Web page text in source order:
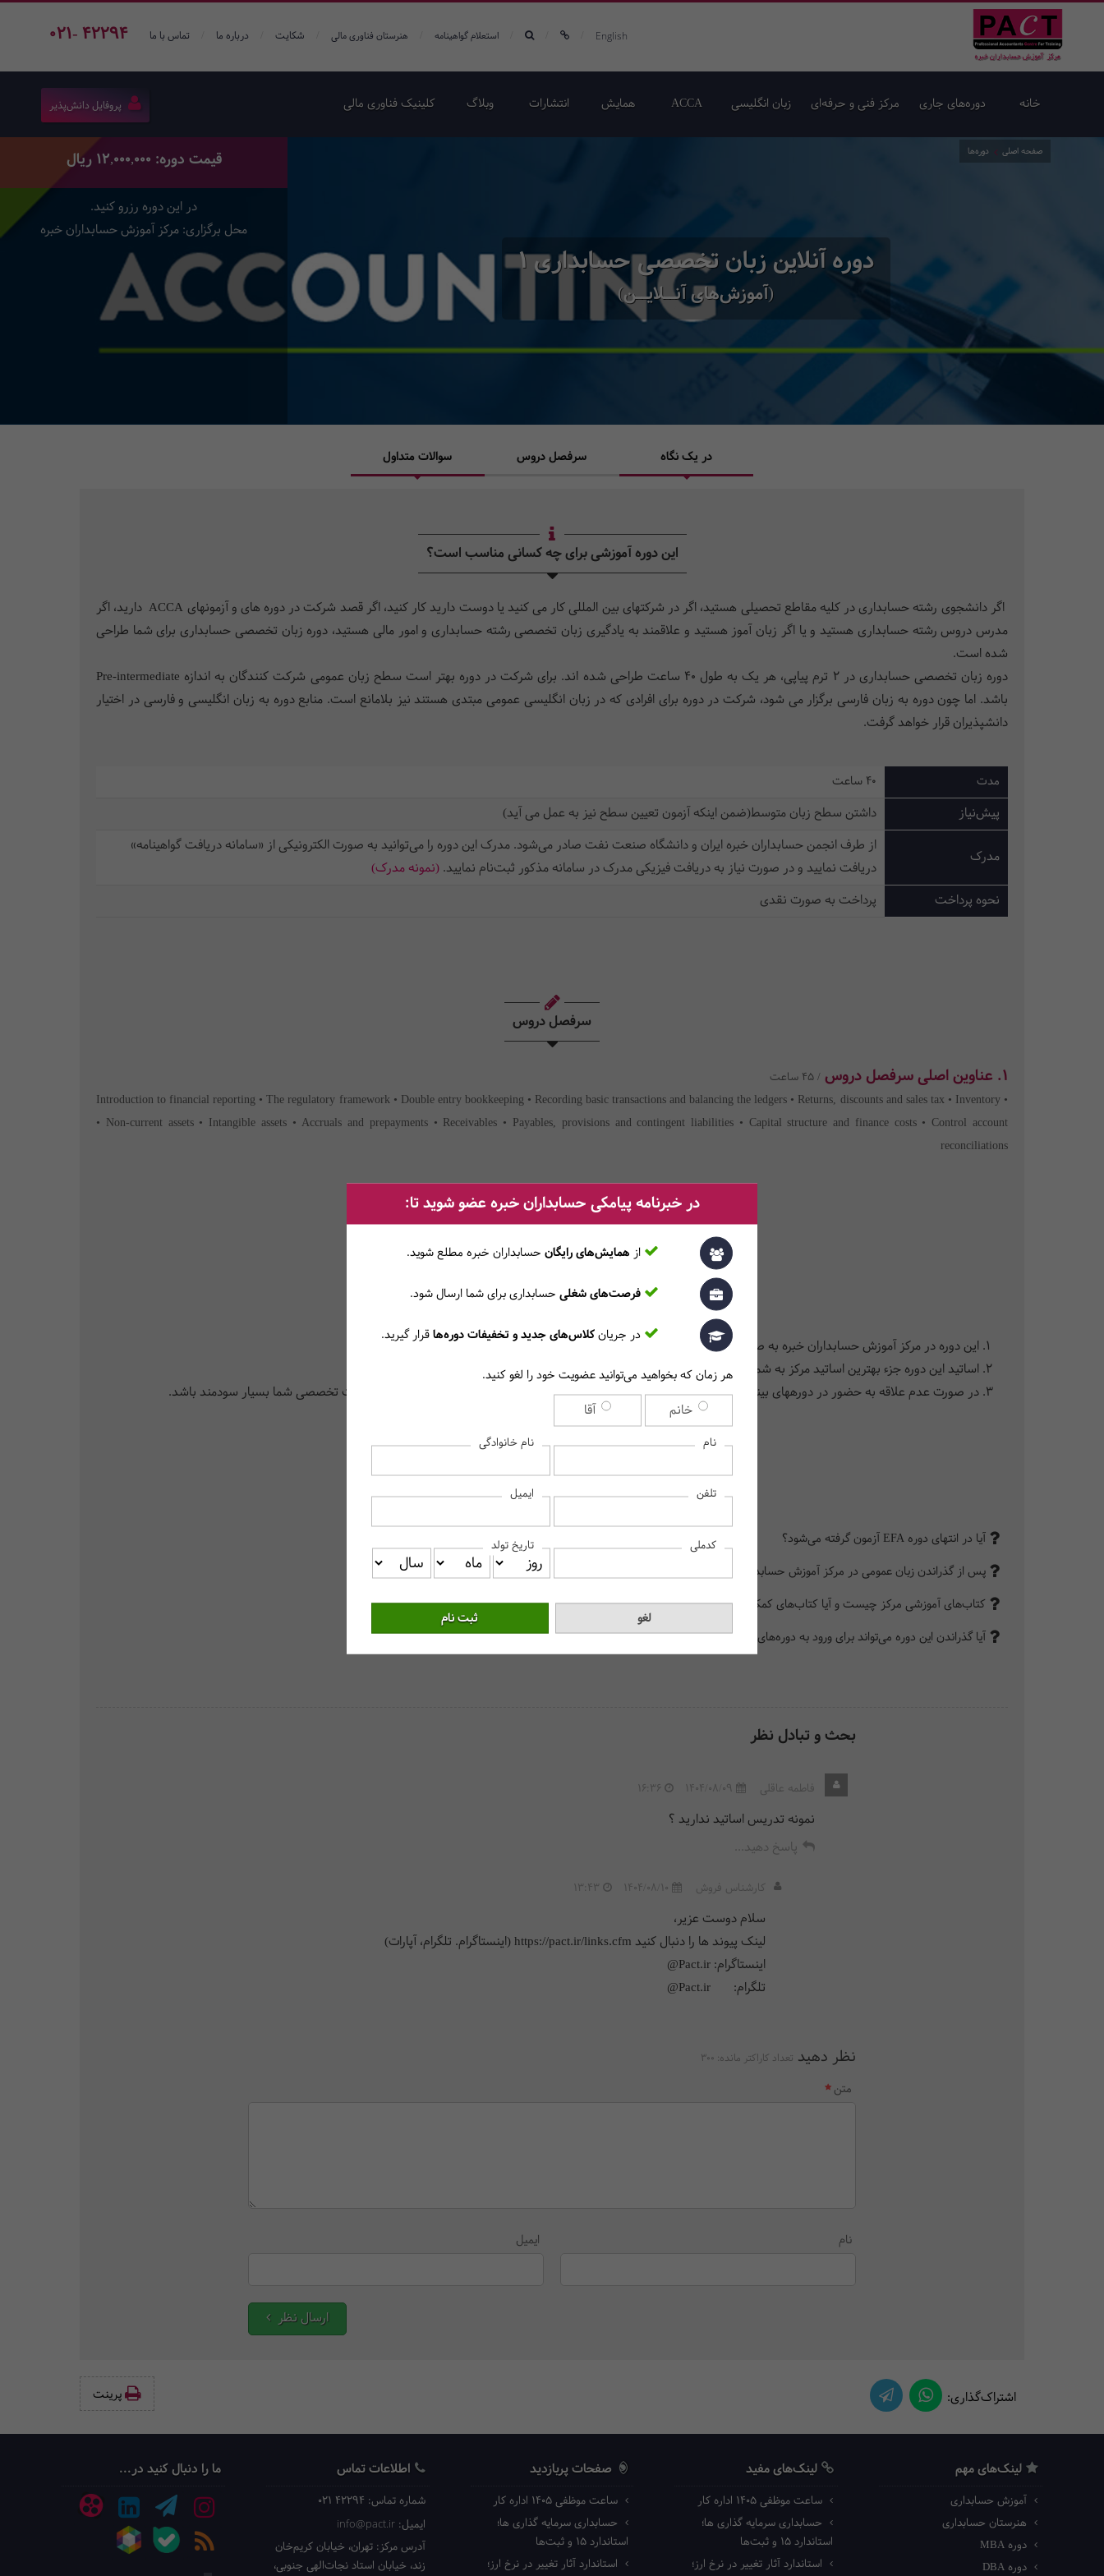
021- 42294 English استعلام گواهینامه هنرستان فناوری مالی شکایت درباره ما تماس با ما
خانه دوره‌های جاری مرکز فنی و حرفه‌ای زبان انگلیسی ACCA همایش‌ انتشارات وبلاگ کلینیک فناوری مالی پروفایل دانش‌پذیر
دوره آنلاین زبان تخصصی حسابداری 1
(آموزش‌های آنــلایــن)
صفحه اصلی دوره‌ها قیمت دوره: 12,000,000 ریال
در این دوره رزرو کنید.
محل برگزاری: مرکز آموزش حسابداران خبره
در یک نگاه سرفصل دروس سوالات متداول
این دوره آموزشی برای چه کسانی مناسب است؟
اگر دانشجوی رشته حسابداری در کلیه مقاطع تحصیلی هستید، اگر در شرکتهای بین المللی کار می کنید یا دوست دارید کار کنید، اگر قصد شرکت در دوره های و آزمونهای ACCA دارید، اگر
مدرس دروس رشته حسابداری هستید و یا اگر زبان آموز هستید و علاقمند به یادگیری زبان تخصصی رشته حسابداری و امور مالی هستید، دوره زبان تخصصی حسابداری برای شما طراحی
شده است.
دوره زبان تخصصی حسابداری در 2 ترم پیاپی، هر یک به طول 40 ساعت طراحی شده اند. برای شرکت در دوره بهتر است سطح زبان عمومی شرکت کنندگان به اندازه Pre-intermediate
باشد. اما چون دوره به زبان فارسی برگزار می شود، شرکت در دوره برای افرادی که در زبان انگلیسی عمومی مبتدی هستند نیز بلامانع است. منابع دوره به زبان انگلیسی و فارسی در اختیار
دانشپذیران قرار خواهد گرفت.
مدت 40 ساعت
پیش‌نیاز داشتن سطح زبان متوسط(ضمن اینکه آزمون تعیین سطح نیز به عمل می آید)
مدرک
از طرف انجمن حسابداران خبره ایران و دانشگاه صنعت نفت صادر می‌شود. مدرک این دوره را می‌توانید به صورت الکترونیکی از «سامانه دریافت گواهینامه»
دریافت نمایید و در صورت نیاز به دریافت فیزیکی مدرک در سامانه مذکور ثبت‌نام نمایید. (نمونه مدرک)
نحوه پرداخت
پرداخت به صورت نقدی
سرفصل دروس
1. عناوین اصلی سرفصل دروس / 45 ساعت
• Introduction to financial reporting • The regulatory framework • Double entry bookkeeping • Recording basic transactions and balancing the ledgers • Returns, discounts and sales tax • Inventory
• Non-current assets • Intangible assets • Accruals and prepayments • Receivables • Payables, provisions and contingent liabilities • Capital structure and finance costs • Control account
reconciliations
چرا این دوره را در مرکز آموزش حسابداران خبره انتخاب کنیم؟
این دوره در مرکز آموزش حسابداران خبره به صورت تخصصی و کاملاً به زبان انگلیسی برگزار می­‎شود.
اساتید این دوره جزء بهترین اساتید مرکز به شمار می­‎آیند که علاوه بر تسلط بر حرفه­‎ی حسابداری، به زبان انگلیسی نیز اشراف دارند.
در صورت عدم علاقه به حضور در دوره­‎های بین­‎المللی، شرکت در این دوره و در مرکز آموزش حسابدارن خبره می­‎تواند در حیطه فعالیت تخصصی شما بسیار سودمند باشد.
برای دیدن پاسخ سوالات متداول، لطفا روی هر سوال کلیک کنید‎
آیا در انتهای دوره EFA آزمون گرفته می‌شود؟
پس از گذراندن زبان عمومی در مرکز آموزش حسابداران خبره، می‌توانیم در این دوره شرکت کنیم؟
کتاب‌های آموزشی مرکز چیست و آیا کتاب‌های کمک آموزشی در دوره‌ آموزش معرفی می‌شود؟
آیا گذراندن این دوره می‌تواند برای ورود به دوره‌های بین الملل مفید باشد؟
بحث و تبادل نظر
فاطمه عاقلی 1404/08/09
16:36
نمونه تدریس اساتید ندارید ؟
پاسخ دهید...
کارشناس فروش 1404/08/10
13:43
سلام دوست عزیر،
لینک پیوند ها را دنبال کنید https://pact.ir/links.cfm (اینستاگرام. تلگرام، آپارات)
اینستاگرام: Pact.ir@
تلگرام: Pact.ir@
نظر دهید تعداد کاراکتر مانده: 300
متن
نام ایمیل
ارسال نظر
اشتراک‌گذاری: پرینت‌
لینک‌های مهم
آموزش حسابداری
هنرستان حسابداری
دوره MBA
دوره DBA
لینک‌های مفید
ساعت موظفی ۱۴۰۵ اداره کار
حسابداری سرمایه گذاری ها؛
استاندارد ۱۵ و ثبت‌ها
استاندارد آثار تغییر در نرخ ارز؛
صفحات پربازدید
ساعت موظفی ۱۴۰۵ اداره کار
حسابداری سرمایه گذاری ها؛
استاندارد ۱۵ و ثبت‌ها
استاندارد آثار تغییر در نرخ ارز؛
اطلاعات تماس
شماره تماس: 021 42294
ایمیل:info@pact.ir
آدرس مرکز:تهران، خیابان کریم‌خان
زند، خیابان استاد نجات‌الهی جنوبی،
ما را دنبال کنید در...
در خبرنامه پیامکی حسابداران خبره عضو شوید تا:
از همایش‌های رایگان حسابداران خبره مطلع ‎شوید.
فرصت‌های شغلی حسابداری برای شما ارسال شود.
در جریانکلاس‌های جدید و تخفیفات دوره‌هاقرار گیرید.
هر زمان که بخواهید می‌توانید عضویت خود را لغو کنید.
خانم آقا
نام نام خانوادگی
تلفن ایمیل
کدملی تاریخ تولد